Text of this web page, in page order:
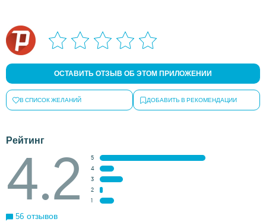
ОСТАВИТЬ ОТЗЫВ ОБ ЭТОМ ПРИЛОЖЕНИИ
В СПИСОК ЖЕЛАНИЙ ДОБАВИТЬ В РЕКОМЕНДАЦИИ
Рейтинг
4.2
5
4
3
2
1
56 отзывов